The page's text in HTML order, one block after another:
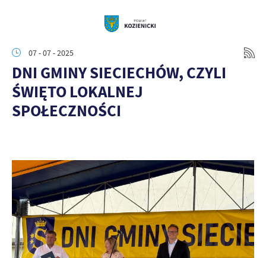
07 - 07 - 2025
DNI GMINY SIECIECHÓW, CZYLI
ŚWIĘTO LOKALNEJ
SPOŁECZNOŚCI